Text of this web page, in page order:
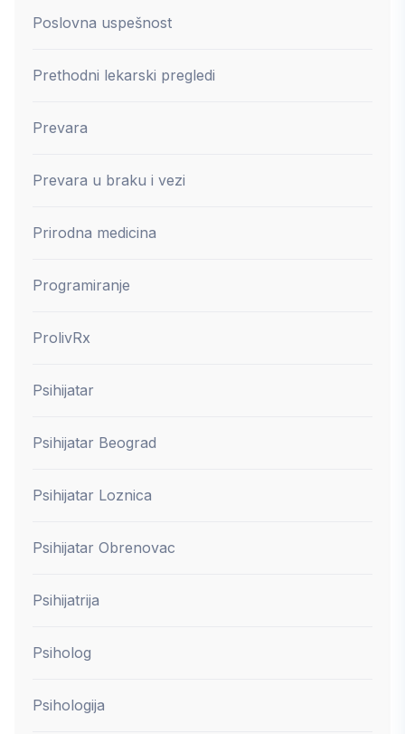
Poslovna uspešnost
Prethodni lekarski pregledi
Prevara
Prevara u braku i vezi
Prirodna medicina
Programiranje
ProlivRx
Psihijatar
Psihijatar Beograd
Psihijatar Loznica
Psihijatar Obrenovac
Psihijatrija
Psiholog
Psihologija